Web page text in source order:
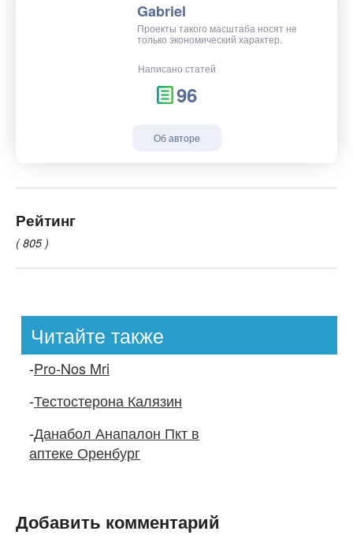
Gabriel
Проекты такого масштаба носят не
только экономический характер.
Написано статей
96
Об авторе
Рейтинг
( 805 )
Читайте также
-Pro-Nos Mri
-Тестостерона Калязин
-Данабол Анапалон Пкт в
аптеке Оренбург
Добавить комментарий